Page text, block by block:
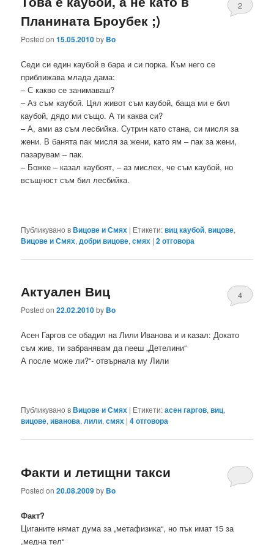
Планината Броубек ;)
Posted on15.05.2010by Bo
2
Седи си един каубой в бара и си порка. Към него се
приближава млада дама:
– С какво се занимаваш?
– Аз съм каубой. Цял живот съм каубой, баща ми е бил
каубой, дядо ми също. А ти каква си?
– А, ами аз съм лесбийка. Сутрин като стана, си мисля за
жени. В банята пак мисля за жени, като ям – пак за жени,
пазарувам – пак.
– Божке – казал каубоят, – аз мислех, че съм каубой, но
всъщност съм бил лесбийка.
Публикувано вВицове и Смях | Етикети:виц каубой,вицове,
Вицове и Смях,добри вицове,смях |2отговора
Актуален Виц
Posted on22.02.2010by Bo
4
Асен Гаргов се обадил на Лили Иванова и и казал: Докато
съм жив, ти забранявам да пееш „Детелини“
А после може ли?“- отвърнала му Лили
Публикувано вВицове и Смях | Етикети:асен гаргов,виц,
вицове,иванова,лили,смях |4отговора
Факти и летищни такси
Posted on20.08.2009by Bo
Факт?
Циганите нямат дума за „метафизика“, но пък имат 15 за
„медна тел“